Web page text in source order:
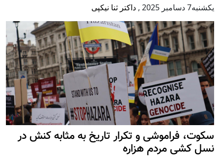
يكشنبه7 دسامبر 2025 , داکتر ثنا نیکپی
سکوت، فراموشی و تکرار تاريخ به مثابه کنش در
نسل کشی مردم هزاره